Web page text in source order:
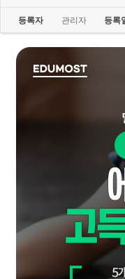
등록자 관리자 등록